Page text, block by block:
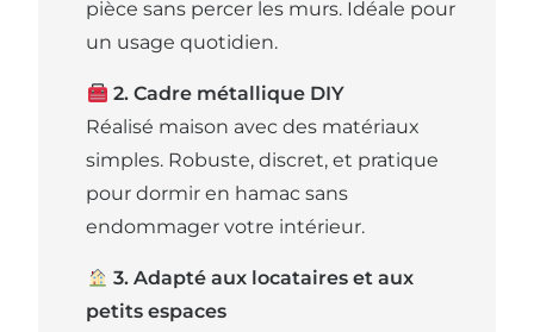
pièce sans percer les murs. Idéale pour
un usage quotidien.
2. Cadre métallique DIY
Réalisé maison avec des matériaux
simples. Robuste, discret, et pratique
pour dormir en hamac sans
endommager votre intérieur.
3. Adapté aux locataires et aux
petits espaces